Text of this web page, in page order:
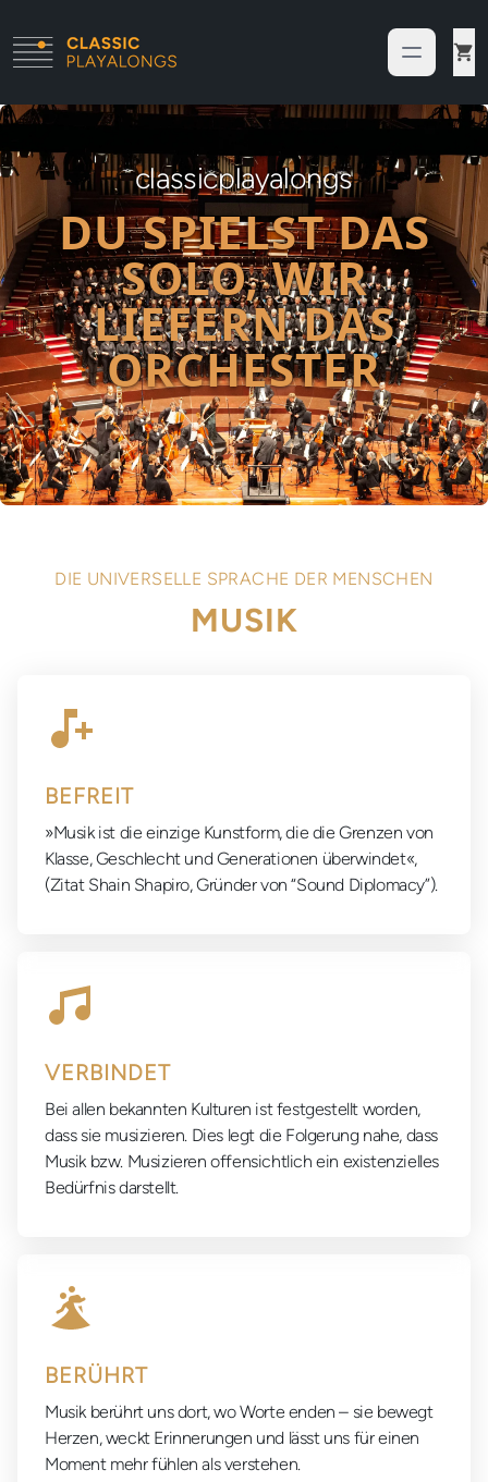
classicplayalongs
DU SPIELST DAS
SOLO, WIR
LIEFERN DAS
ORCHESTER
DIE UNIVERSELLE SPRACHE DER MENSCHEN
MUSIK
BEFREIT
»Musik ist die einzige Kunstform, die die Grenzen von
Klasse, Geschlecht und Generationen überwindet«,
(Zitat Shain Shapiro, Gründer von “Sound Diplomacy”).
VERBINDET
Bei allen bekannten Kulturen ist festgestellt worden,
dass sie musizieren. Dies legt die Folgerung nahe, dass
Musik bzw. Musizieren offensichtlich ein existenzielles
Bedürfnis darstellt.
BERÜHRT
Musik berührt uns dort, wo Worte enden – sie bewegt
Herzen, weckt Erinnerungen und lässt uns für einen
Moment mehr fühlen als verstehen.